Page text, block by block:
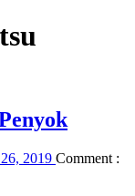
2019 Comment :